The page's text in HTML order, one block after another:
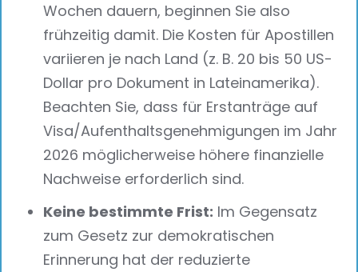
Wochen dauern, beginnen Sie also
frühzeitig damit. Die Kosten für Apostillen
variieren je nach Land (z. B. 20 bis 50 US-
Dollar pro Dokument in Lateinamerika).
Beachten Sie, dass für Erstanträge auf
Visa/Aufenthaltsgenehmigungen im Jahr
2026 möglicherweise höhere finanzielle
Nachweise erforderlich sind.
Keine bestimmte Frist: Im Gegensatz
zum Gesetz zur demokratischen
Erinnerung hat der reduzierte